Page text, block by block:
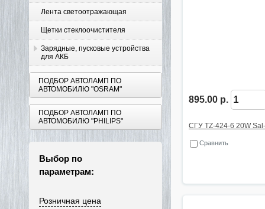
Лента светоотражающая
Щетки стеклоочистителя
Зарядные, пусковые устройства
для АКБ
ПОДБОР АВТОЛАМП ПО
АВТОМОБИЛЮ "OSRAM"
ПОДБОР АВТОЛАМП ПО
АВТОМОБИЛЮ "PHILIPS"
Выбор по
параметрам:
Розничная цена
895.00 р.
СГУ TZ-424-6 20W
Сравнить